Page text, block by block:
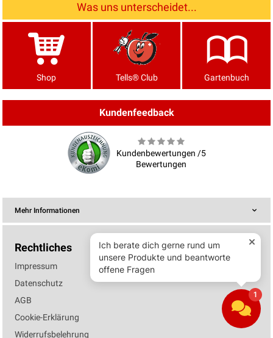
Was uns unterscheidet...
Shop Tells® Club Gartenbuch
Kundenfeedback
Kundenbewertungen /5
Bewertungen
Mehr Informationen
Rechtliches
Impressum
Datenschutz
AGB
Cookie-Erklärung
Widerrufsbelehrung